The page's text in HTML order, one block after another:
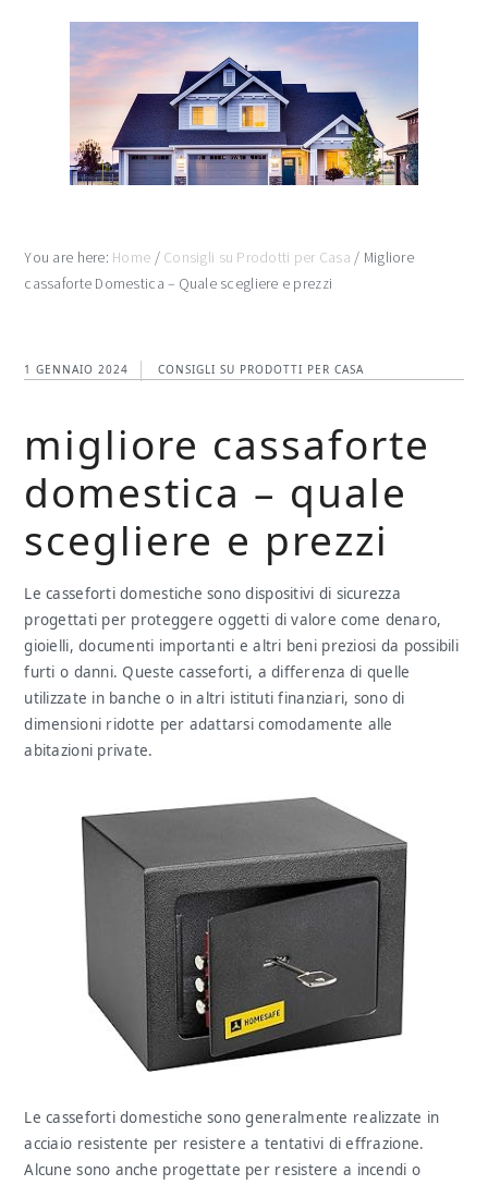
You are here: Home / Consigli su Prodotti per Casa / Migliore
cassaforte Domestica – Quale scegliere e prezzi
1 GENNAIO 2024 CONSIGLI SU PRODOTTI PER CASA
migliore cassaforte
domestica – quale
scegliere e prezzi
Le casseforti domestiche sono dispositivi di sicurezza
progettati per proteggere oggetti di valore come denaro,
gioielli, documenti importanti e altri beni preziosi da possibili
furti o danni. Queste casseforti, a differenza di quelle
utilizzate in banche o in altri istituti finanziari, sono di
dimensioni ridotte per adattarsi comodamente alle
abitazioni private.
Le casseforti domestiche sono generalmente realizzate in
acciaio resistente per resistere a tentativi di effrazione.
Alcune sono anche progettate per resistere a incendi o